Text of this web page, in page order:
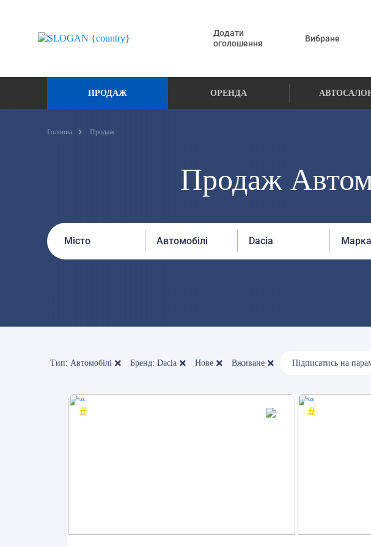
Додати
оголошення
Вибране
ПРОДАЖ ОРЕНДА
Головна Продаж
Продаж
Тип: Автомобілі Бренд: Dacia Нове Вживане Підписатись на